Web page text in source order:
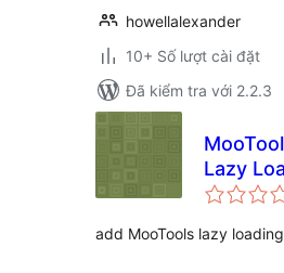
howellalexander
10+ Số lượt cài đặt
Đã kiểm tra với 2.2.3
Lazy
add MooTools lazy